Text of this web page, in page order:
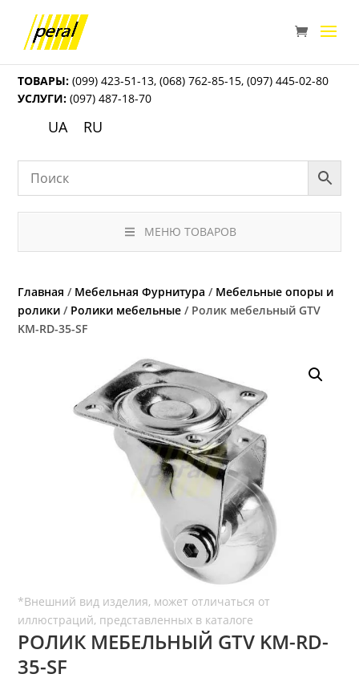
ТОВАРЫ: (099) 423-51-13,(068) 762-85-15,(097) 445-02-80
УСЛУГИ: (097) 487-18-70
UA RU
МЕНЮ ТОВАРОВ
Главная / Мебельная Фурнитура / Мебельные опоры и
ролики / Ролики мебельные / Ролик мебельный GTV
KM-RD-35-SF
РОЛИК МЕБЕЛЬНЫЙ GTV KM-RD-
35-SF